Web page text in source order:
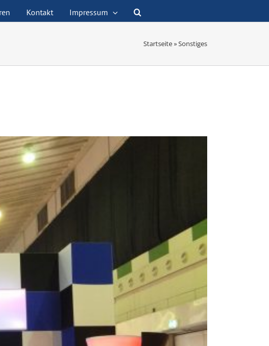
Kontakt Impressum
Startseite»Sonstiges